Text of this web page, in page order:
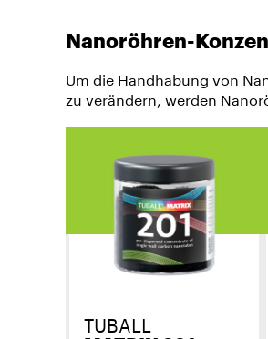
Nanoröhren-
Um die Handhabung von
zu verändern, werden
TUBALL